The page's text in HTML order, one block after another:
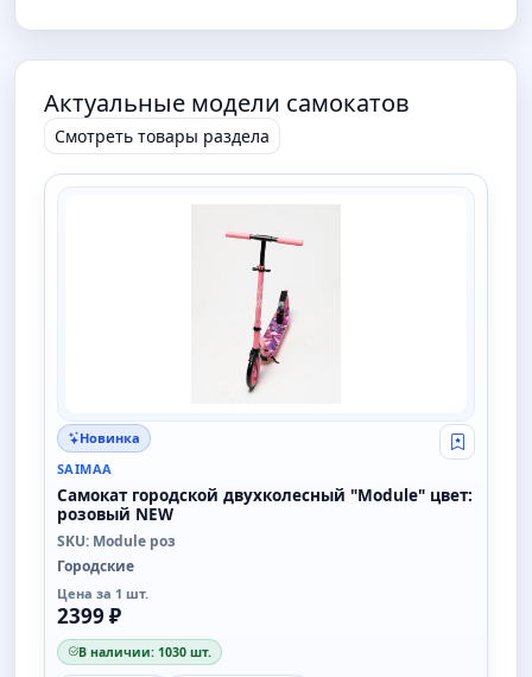
Актуальные модели самокатов
Смотреть товары раздела
SAIMAA
Новинка
Свой
SAIMAA
Самокат городской двухколесный "Module" цвет:
розовый NEW
SKU: Module роз
Городские
Цена за 1 шт.
2399 ₽
В наличии: 1030 шт.